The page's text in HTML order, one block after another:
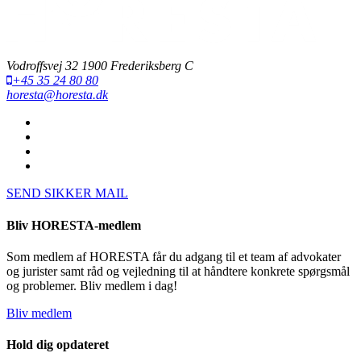
Vodroffsvej 32 1900 Frederiksberg C
+45 35 24 80 80
horesta@horesta.dk
SEND SIKKER MAIL
Bliv HORESTA-medlem
Som medlem af HORESTA får du adgang til et team af advokater
og jurister samt råd og vejledning til at håndtere konkrete spørgsmål
og problemer. Bliv medlem i dag!
Bliv medlem
Hold dig opdateret